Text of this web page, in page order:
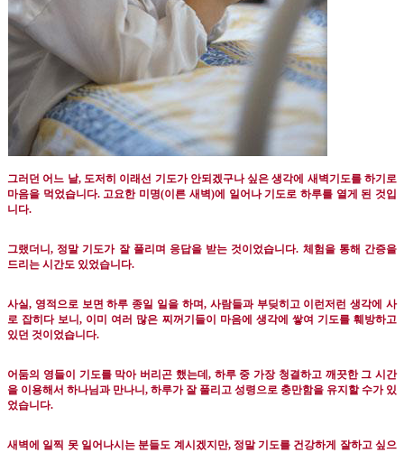
그러던 어느 날, 도저히 이래선 기도가 안되겠구나 싶은 생각에 새벽기도를 하기로
마음을 먹었습니다.고요한 미명(이른 새벽)에 일어나 기도로 하루를 열게 된 것입
니다.
그랬더니 , 정말 기도가 잘 풀리며 응답을 받는 것이었습니다. 체험을 통해 간증을
드리는 시간도 있었습니다.
사실, 영적으로 보면 하루 종일 일을 하며, 사람들과 부딪히고 이런저런 생각에 사
로 잡히다 보니, 이미 여러 많은 찌꺼기들이 마음에 생각에 쌓여 기도를 훼방하고
있던 것이었습니다.
어둠의 영들이 기도를 막아 버리곤 했는데 , 하루 중 가장 청결하고 깨끗한 그 시간
을 이용해서 하나님과 만나니 , 하루가 잘 풀리고 성령으로 충만함을 유지할 수가 있
었습니다.
새벽에 일찍 못 일어나시는 분들도 계시겠지만, 정말 기도를 건강하게 잘하고 싶으